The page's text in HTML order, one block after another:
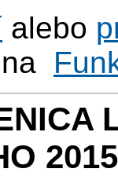
alebo
2015